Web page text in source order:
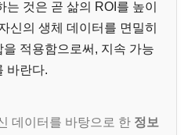
것은 곧 삶의 ROI를 높이
신의 생체 데이터를 면밀히
적용함으로써, 지속 가능
바란다.
데이터를 바탕으로 한 정보